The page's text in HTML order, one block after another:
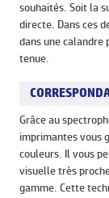
souhaités. Soit la
directe. Dans ces
dans une calandre
tenue.
Grâce au
imprimantes vous
couleurs. Il vous
visuelle très
gamme. Cette